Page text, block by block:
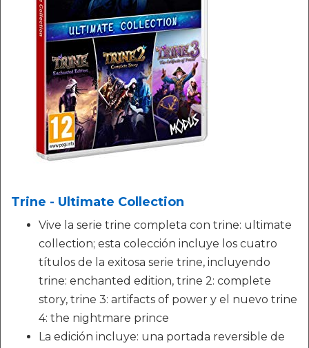
Trine - Ultimate Collection
Vive la serie trine completa con trine: ultimate
collection; esta colección incluye los cuatro
títulos de la exitosa serie trine, incluyendo
trine: enchanted edition, trine 2: complete
story, trine 3: artifacts of power y el nuevo trine
4: the nightmare prince
La edición incluye: una portada reversible de